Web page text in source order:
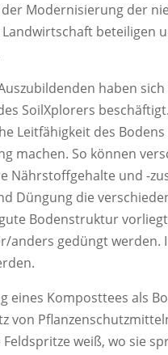
Modernisierung der
beteiligen
haben
SoilXplorers
Leitfähigkeit des
machen. So können
Nährstoffgehalte und -
Düngung die
Bodenstruktur
anders gedüngt
eines Komposttees als
von
weiß, wo sie